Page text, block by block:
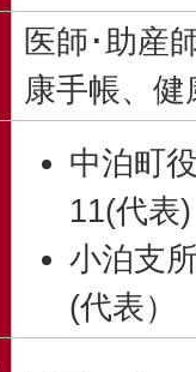
医師･助産
康手帳、健
中泊町
11(代表)
小泊支
(代表）